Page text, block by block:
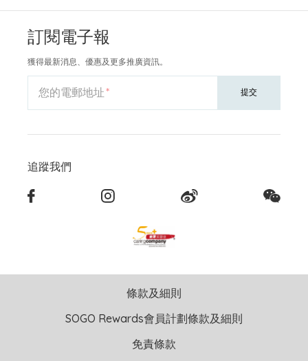
訂閱電子報
獲得最新消息、優惠及更多推廣資訊。
您的電郵地址 提交
追蹤我們
條款及細則
SOGO Rewards會員計劃條款及細則
免責條款